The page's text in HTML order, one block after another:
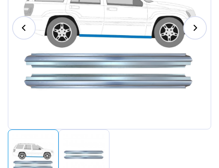
Magyar
Lietuvių
Hrvatski
Português
Slovenian
Latvian